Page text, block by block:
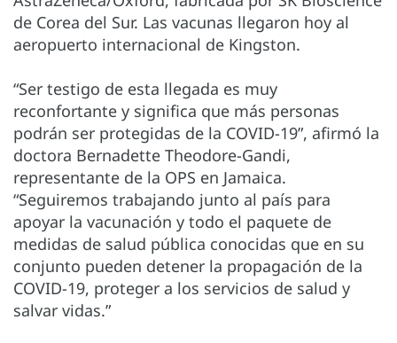
de Corea del Sur. Las vacunas llegaron hoy al
aeropuerto internacional de Kingston.
“Ser testigo de esta llegada es muy
reconfortante y significa que más personas
podrán ser protegidas de la COVID-19”, afirmó la
doctora Bernadette Theodore-Gandi,
representante de la OPS en Jamaica.
“Seguiremos trabajando junto al país para
apoyar la vacunación y todo el paquete de
medidas de salud pública conocidas que en su
conjunto pueden detener la propagación de la
COVID-19, proteger a los servicios de salud y
salvar vidas.”